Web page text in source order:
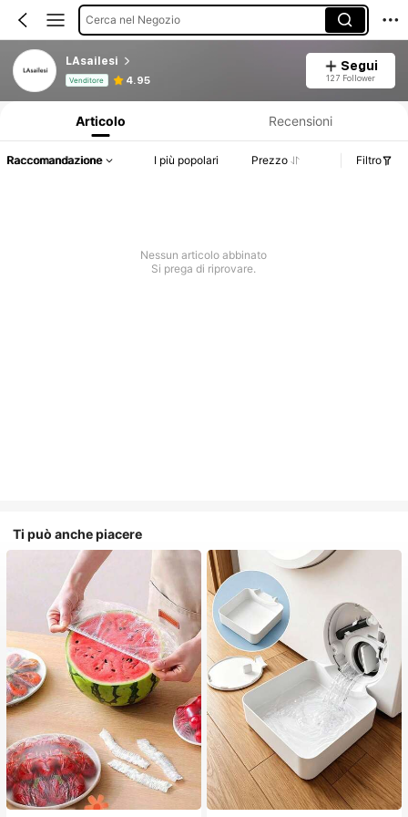
Cerca nel Negozio
LAsailesi
Venditore 4.95
Segui
127 Follower
Articolo Recensioni
Raccomandazione I più popolari Prezzo Filtro
Nessun articolo abbinato
Si prega di riprovare.
Ti può anche piacere